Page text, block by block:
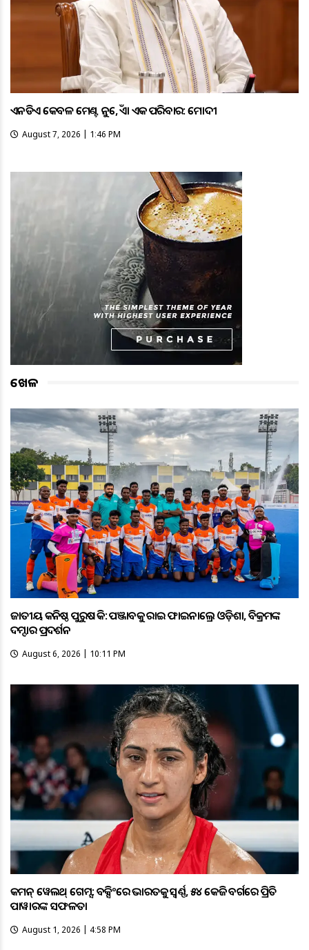
ଏନଡିଏ କେବଳ ମେଣ୍ଟ ନୁହେଁ, ଏହା ଏକ ପରିବାର: ମୋଦୀ
August 7, 2026 | 1:46 PM
ଖେଳ
ଜାତୀୟ କନିଷ୍ଠ ପୁରୁଷ ହକି: ପଞ୍ଜାବକୁ ହରାଇ ଫାଇନାଲ୍ରେ ଓଡ଼ିଶା, ବିକ୍ରମଙ୍କ
ଦମ୍ଦାର ପ୍ରଦର୍ଶନ
August 6, 2026 | 10:11 PM
କମନ୍ ୱେଲଥ୍ ଗେମ୍ସ: ବକ୍ସିଂରେ ଭାରତକୁ ସ୍ବର୍ଣ୍ଣ, ୫୪ କେଜି ବର୍ଗରେ ପ୍ରିତି
ପାୱାରଙ୍କ ସଫଳତା
August 1, 2026 | 4:58 PM